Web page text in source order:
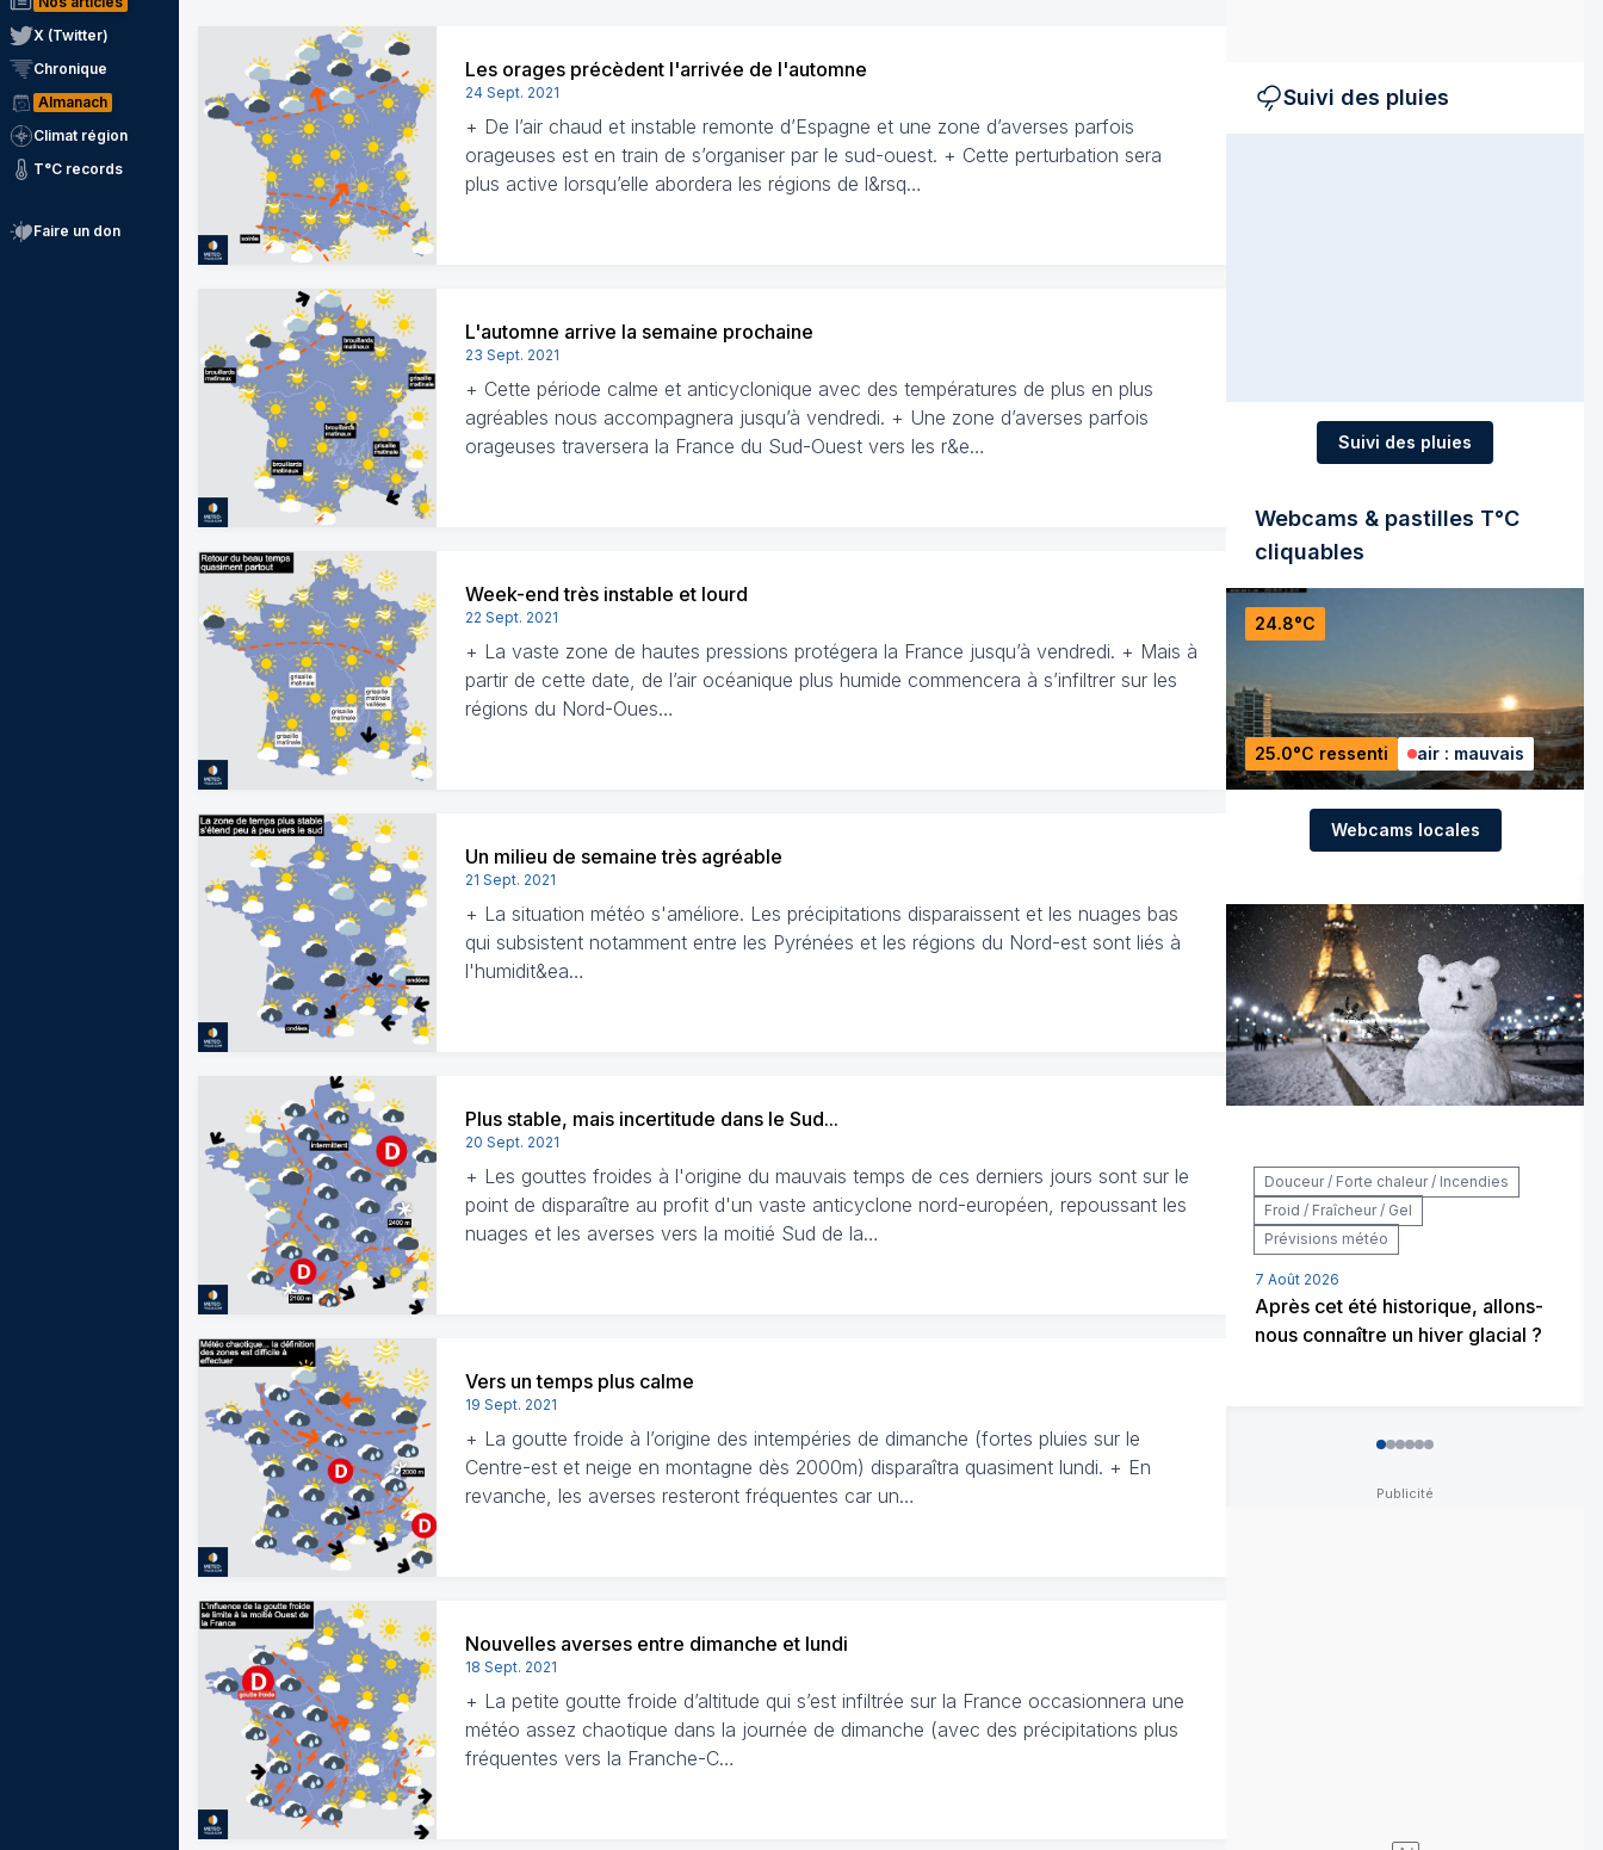
X (Twitter)
Chronique
Almanach
Climat région
T°C records
Faire un don
Les orages précèdent l'arrivée de l'automne
24 Sept. 2021
+ De l’air chaud et instable remonte d’Espagne et une zone d’averses parfois
orageuses est en train de s’organiser par le sud-ouest. + Cette perturbation sera
plus active lorsqu’elle abordera les régions de l&rsq…
L'automne arrive la semaine prochaine
23 Sept. 2021
+ Cette période calme et anticyclonique avec des températures de plus en plus
agréables nous accompagnera jusqu’à vendredi. + Une zone d’averses parfois
orageuses traversera la France du Sud-Ouest vers les r&e…
Week-end très instable et lourd
22 Sept. 2021
+ La vaste zone de hautes pressions protégera la France jusqu’à vendredi. + Mais à
partir de cette date, de l’air océanique plus humide commencera à s’infiltrer sur les
régions du Nord-Oues…
Un milieu de semaine très agréable
21 Sept. 2021
+ La situation météo s'améliore. Les précipitations disparaissent et les nuages bas
qui subsistent notamment entre les Pyrénées et les régions du Nord-est sont liés à
l'humidit&ea…
Plus stable, mais incertitude dans le Sud...
20 Sept. 2021
+ Les gouttes froides à l'origine du mauvais temps de ces derniers jours sont sur le
point de disparaître au profit d'un vaste anticyclone nord-européen, repoussant les
nuages et les averses vers la moitié Sud de la…
Vers un temps plus calme
19 Sept. 2021
+ La goutte froide à l’origine des intempéries de dimanche (fortes pluies sur le
Centre-est et neige en montagne dès 2000m) disparaîtra quasiment lundi. + En
revanche, les averses resteront fréquentes car un…
Nouvelles averses entre dimanche et lundi
18 Sept. 2021
+ La petite goutte froide d’altitude qui s’est infiltrée sur la France occasionnera une
météo assez chaotique dans la journée de dimanche (avec des précipitations plus
fréquentes vers la Franche-C…
Suivi des pluies
Suivi des pluies
Webcams & pastilles T°C
cliquables
24.8°C
25.0°C ressenti air : mauvais
Webcams locales
Douceur / Forte chaleur / Incendies
Froid / Fraîcheur / Gel
Prévisions météo
7 Août 2026
Après cet été historique, allons-
nous connaître un hiver glacial ?
012345